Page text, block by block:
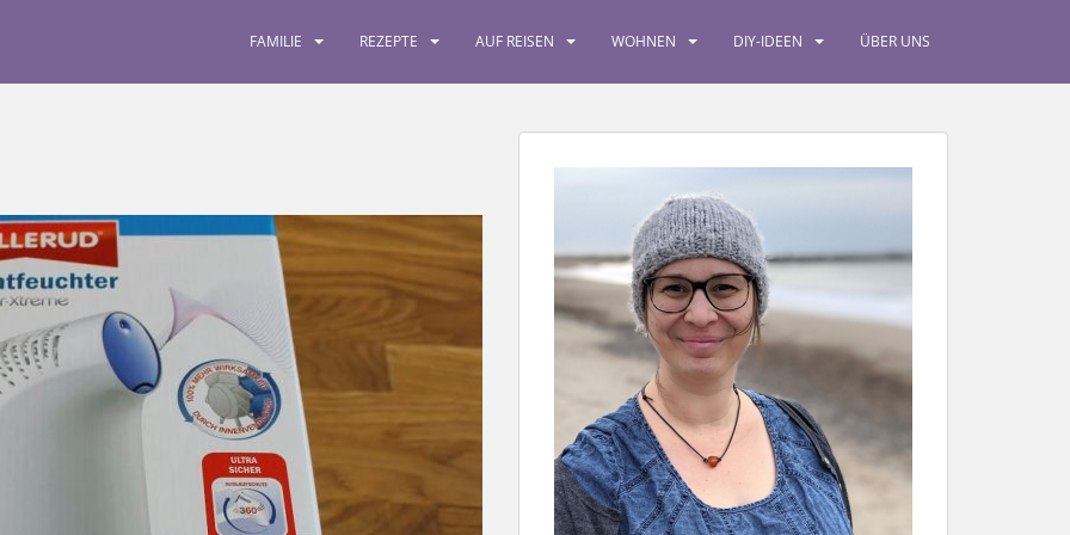
FAMILIE REZEPTE AUF REISEN WOHNEN DIY-IDEEN ÜBER UNS